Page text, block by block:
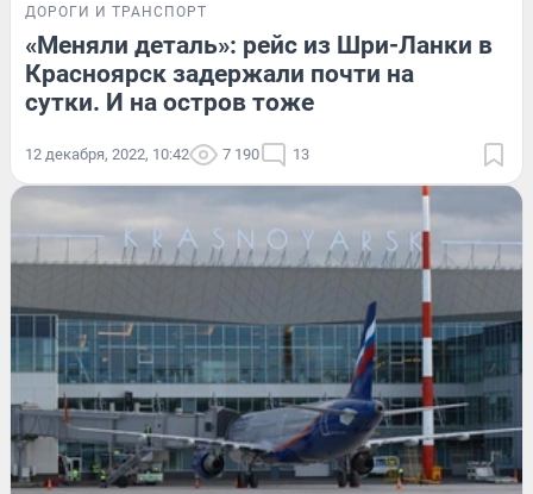
ДОРОГИ И ТРАНСПОРТ
«Меняли деталь»: рейс из Шри-Ланки в
Красноярск задержали почти на
сутки. И на остров тоже
12 декабря, 2022, 10:42 7 190 13